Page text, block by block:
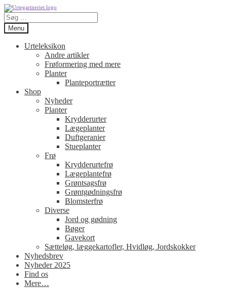
Spring
til
navigation
Spring
til
indhold
Søg
efter:
Menu
Urteleksikon
Andre artikler
Frøformering med mere
Planter
Planteportrætter
Shop
Nyheder
Planter
Krydderurter
Lægeplanter
Duftgeranier
Stueplanter
Frø
Krydderurtefrø
Lægeplantefrø
Grøntsagsfrø
Grøntgødningsfrø
Blomsterfrø
Diverse
Jord og gødning
Bøger
Gavekort
Sætteløg, læggekartofler, Hvidløg, Jordskokker
Nyhedsbrev
Nyheder 2025
Find os
Mere…